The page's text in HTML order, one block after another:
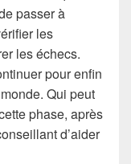
passer à
les
les échecs.
pour enfin
Qui peut
phase, après
d’aider